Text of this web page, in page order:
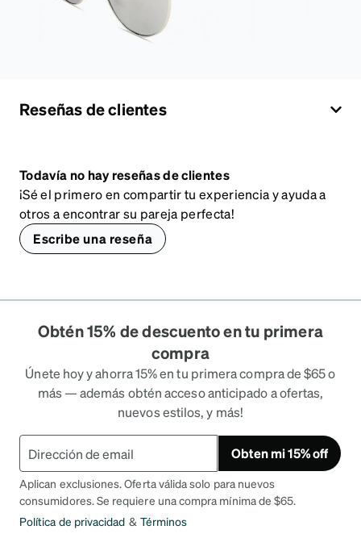
Reseñas de clientes
Todavía no hay reseñas de clientes
¡Sé el primero en compartir tu experiencia y ayuda a
otros a encontrar su pareja perfecta!
Escribe una reseña
Obtén 15% de descuento en tu primera
compra
Únete hoy y ahorra 15% en tu primera compra de $65 o
más — además obtén acceso anticipado a ofertas,
nuevos estilos, y más!
Obten mi 15% off
Aplican exclusiones. Oferta válida solo para nuevos
consumidores. Se requiere una compra mínima de $65.
Política de privacidad & Términos